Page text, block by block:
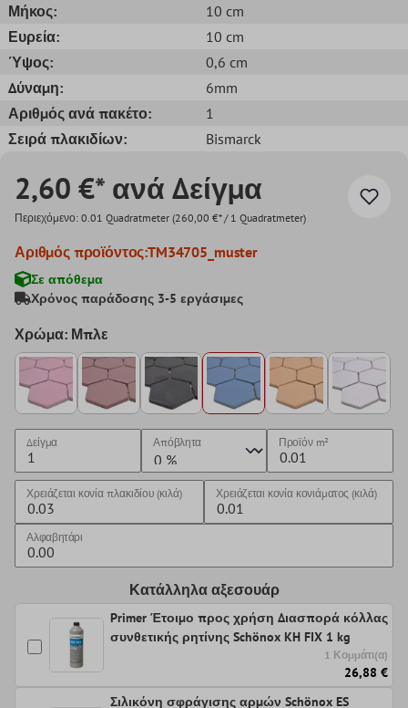
Μήκος:
10 cm
Ευρεία:
10 cm
Ύψος:
0,6 cm
Δύναμη:
6mm
Αριθμός ανά πακέτο:
1
Σειρά πλακιδίων:
Bismarck
2,60 €* ανά Δείγμα
Περιεχόμενο: 0.01 Quadratmeter (260,00 €* / 1 Quadratmeter)
Αριθμός προϊόντος:TM34705_muster
Σε απόθεμα
Χρόνος παράδοσης 3-5 εργάσιμες
Χρώμα: Μπλε
Δείγμα Απόβλητα Προϊόνm²
Χρειάζεται κονία πλακιδίου (κιλά) Χρειάζεται κονία κονιάματος (κιλά)
Αλφαβητάρι
Κατάλληλα αξεσουάρ
Primer Έτοιμο προς χρήση Διασπορά κόλλας
συνθετικής ρητίνης Schönox KH FIX 1 kg
1 Κομμάτι(α)
26,88 €
Σιλικόνη σφράγισης αρμών Schönox ES